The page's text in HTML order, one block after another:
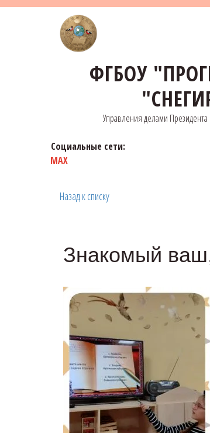
ФГБОУ
Управления делами
Социальные сети:
MAX
Назад к списку
Знакомый